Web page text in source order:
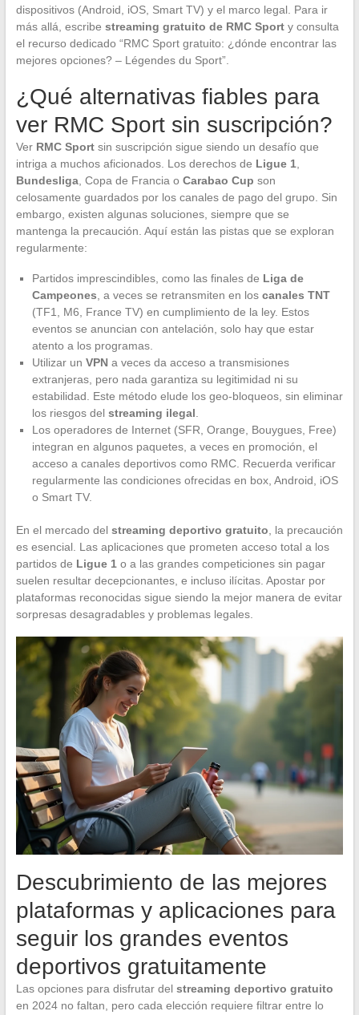
dispositivos (Android, iOS, Smart TV) y el marco legal. Para ir
más allá, escribe streaming gratuito de RMC Sporty consulta
el recurso dedicado “RMC Sport gratuito: ¿dónde encontrar las
mejores opciones? – Légendes du Sport”.
¿Qué alternativas fiables para
ver RMC Sport sin suscripción?
Ver RMC Sportsin suscripción sigue siendo un desafío que
intriga a muchos aficionados. Los derechos de Ligue 1
Bundesliga, Copa de Francia o Carabao Cup son
celosamente guardados por los canales de pago del grupo. Sin
embargo, existen algunas soluciones, siempre que se
mantenga la precaución. Aquí están las pistas que se exploran
regularmente:
Partidos imprescindibles, como las finales de Liga de
Campeones , a veces se retransmiten en los canales TNT
(TF1, M6, France TV) en cumplimiento de la ley. Estos
eventos se anuncian con antelación, solo hay que estar
atento a los programas.
Utilizar un VPNa veces da acceso a transmisiones
extranjeras, pero nada garantiza su legitimidad ni su
estabilidad. Este método elude los geo-bloqueos, sin eliminar
los riesgos del streaming ilegal
Los operadores de Internet (SFR, Orange, Bouygues, Free)
integran en algunos paquetes, a veces en promoción, el
acceso a canales deportivos como RMC. Recuerda verificar
regularmente las condiciones ofrecidas en box, Android, iOS
o Smart TV.
En el mercado del streaming deportivo gratuito , la precaución
es esencial. Las aplicaciones que prometen acceso total a los
partidos de Ligue 1 o a las grandes competiciones sin pagar
suelen resultar decepcionantes, e incluso ilícitas. Apostar por
plataformas reconocidas sigue siendo la mejor manera de evitar
sorpresas desagradables y problemas legales.
Descubrimiento de las mejores
plataformas y aplicaciones para
seguir los grandes eventos
deportivos gratuitamente
Las opciones para disfrutar del streaming deportivo gratuito
en 2024 no faltan, pero cada elección requiere filtrar entre lo